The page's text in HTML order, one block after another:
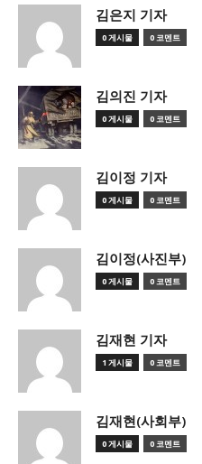
김은지 기자
0 게시물 0 코멘트
김의진 기자
0 게시물 0 코멘트
김이정 기자
0 게시물 0 코멘트
김이정(사진부)
0 게시물 0 코멘트
김재현 기자
1 게시물 0 코멘트
김재현(사회부)
0 게시물 0 코멘트